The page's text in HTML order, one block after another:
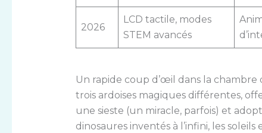
2026
LCD tactile, modes
STEM avancés
Un rapide coup d’œil dans la chambre
trois ardoises magiques différentes,
une sieste (un miracle, parfois) et
dinosaures inventés à l’infini, les